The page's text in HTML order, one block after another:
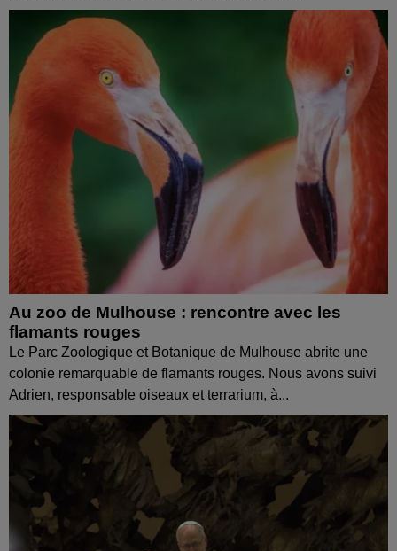
Au zoo de Mulhouse : rencontre avec les
flamants rouges
Le Parc Zoologique et Botanique de Mulhouse abrite une
colonie remarquable de flamants rouges. Nous avons suivi
Adrien, responsable oiseaux et terrarium, à...